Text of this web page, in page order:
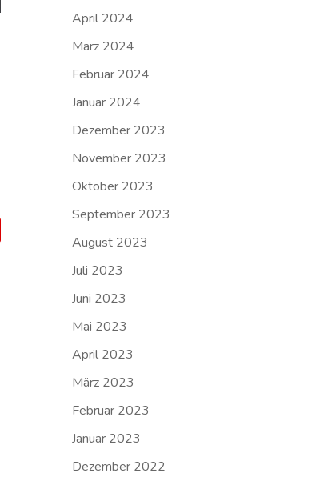
April 2024
März 2024
Februar 2024
Januar 2024
Dezember 2023
November 2023
Oktober 2023
September 2023
August 2023
Juli 2023
Juni 2023
Mai 2023
April 2023
März 2023
Februar 2023
Januar 2023
Dezember 2022